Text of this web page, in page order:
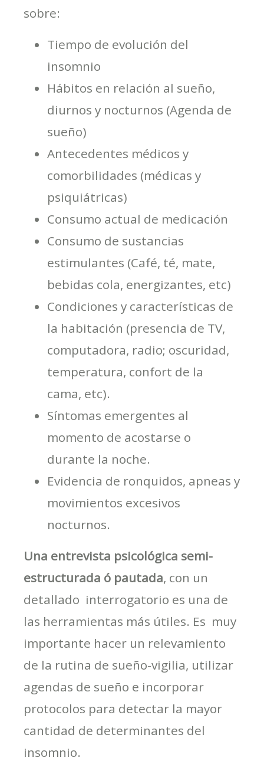
sobre:
Tiempo de evolución del
insomnio
Hábitos en relación al sueño,
diurnos y nocturnos (Agenda de
sueño)
Antecedentes médicos y
comorbilidades (médicas y
psiquiátricas)
Consumo actual de medicación
Consumo de sustancias
estimulantes (Café, té, mate,
bebidas cola, energizantes, etc)
Condiciones y características de
la habitación (presencia de TV,
computadora, radio; oscuridad,
temperatura, confort de la
cama, etc).
Síntomas emergentes al
momento de acostarse o
durante la noche.
Evidencia de ronquidos, apneas y
movimientos excesivos
nocturnos.
Una entrevista psicológica semi-
estructurada ó pautada, con un
detallado interrogatorio es una de
las herramientas más útiles. Es muy
importante hacer un relevamiento
de la rutina de sueño-vigilia, utilizar
agendas de sueño e incorporar
protocolos para detectar la mayor
cantidad de determinantes del
insomnio.